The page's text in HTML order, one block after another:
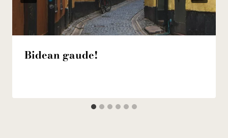
Bidean gaude!